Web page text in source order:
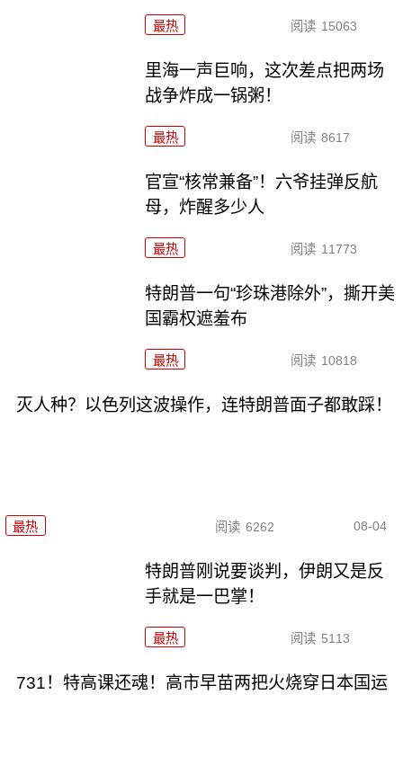
最热 阅读 15063
里海一声巨响，这次差点把两场
战争炸成一锅粥！
最热 阅读 8617
官宣“核常兼备”！六爷挂弹反航
母，炸醒多少人
最热 阅读 11773
特朗普一句“珍珠港除外”，撕开美
国霸权遮羞布
最热 阅读 10818
灭人种？以色列这波操作，连特朗普面子都敢踩！
最热 阅读 6262 08-04
特朗普刚说要谈判，伊朗又是反
手就是一巴掌！
最热 阅读 5113
731！特高课还魂！高市早苗两把火烧穿日本国运